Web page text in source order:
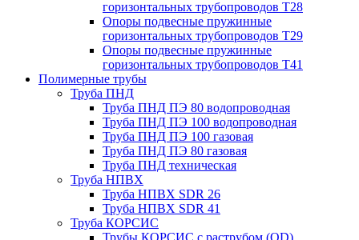
горизонтальных трубопроводов Т28
Опоры подвесные пружинные
горизонтальных трубопроводов Т29
Опоры подвесные пружинные
горизонтальных трубопроводов Т41
Полимерные трубы
Труба ПНД
Труба ПНД ПЭ 80 водопроводная
Труба ПНД ПЭ 100 водопроводная
Труба ПНД ПЭ 100 газовая
Труба ПНД ПЭ 80 газовая
Труба ПНД техническая
Труба НПВХ
Труба НПВХ SDR 26
Труба НПВХ SDR 41
Труба КОРСИС
Трубы КОРСИС с раструбом (OD)